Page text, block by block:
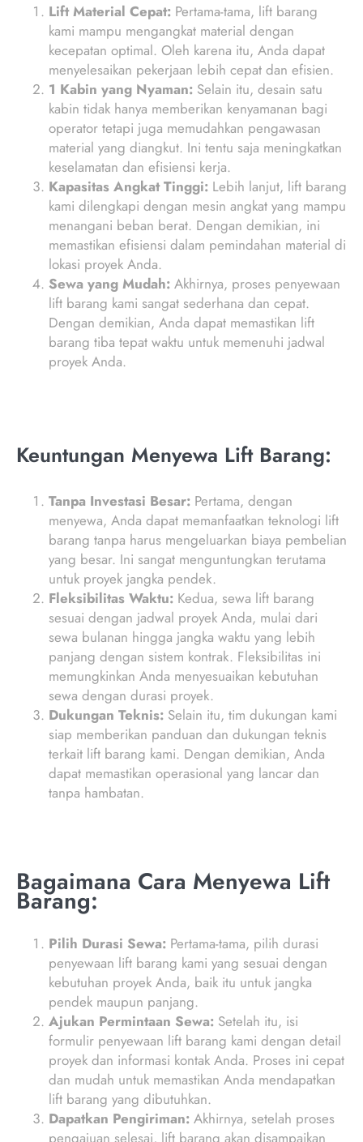
Lift Material Cepat: Pertama-tama, lift barang
kami mampu mengangkat material dengan
kecepatan optimal. Oleh karena itu, Anda dapat
menyelesaikan pekerjaan lebih cepat dan efisien.
1 Kabin yang Nyaman: Selain itu, desain satu
kabin tidak hanya memberikan kenyamanan bagi
operator tetapi juga memudahkan pengawasan
material yang diangkut. Ini tentu saja meningkatkan
keselamatan dan efisiensi kerja.
Kapasitas Angkat Tinggi: Lebih lanjut, lift barang
kami dilengkapi dengan mesin angkat yang mampu
menangani beban berat. Dengan demikian, ini
memastikan efisiensi dalam pemindahan material di
lokasi proyek Anda.
Sewa yang Mudah: Akhirnya, proses penyewaan
lift barang kami sangat sederhana dan cepat.
Dengan demikian, Anda dapat memastikan lift
barang tiba tepat waktu untuk memenuhi jadwal
proyek Anda.
Keuntungan Menyewa Lift Barang:
Tanpa Investasi Besar: Pertama, dengan
menyewa, Anda dapat memanfaatkan teknologi lift
barang tanpa harus mengeluarkan biaya pembelian
yang besar. Ini sangat menguntungkan terutama
untuk proyek jangka pendek.
Fleksibilitas Waktu: Kedua, sewa lift barang
sesuai dengan jadwal proyek Anda, mulai dari
sewa bulanan hingga jangka waktu yang lebih
panjang dengan sistem kontrak. Fleksibilitas ini
memungkinkan Anda menyesuaikan kebutuhan
sewa dengan durasi proyek.
Dukungan Teknis: Selain itu, tim dukungan kami
siap memberikan panduan dan dukungan teknis
terkait lift barang kami. Dengan demikian, Anda
dapat memastikan operasional yang lancar dan
tanpa hambatan.
Bagaimana Cara Menyewa Lift
Barang:
Pilih Durasi Sewa: Pertama-tama, pilih durasi
penyewaan lift barang kami yang sesuai dengan
kebutuhan proyek Anda, baik itu untuk jangka
pendek maupun panjang.
Ajukan Permintaan Sewa: Setelah itu, isi
formulir penyewaan lift barang kami dengan detail
proyek dan informasi kontak Anda. Proses ini cepat
dan mudah untuk memastikan Anda mendapatkan
lift barang yang dibutuhkan.
Dapatkan Pengiriman: Akhirnya, setelah proses
pengajuan selesai, lift barang akan disampaikan